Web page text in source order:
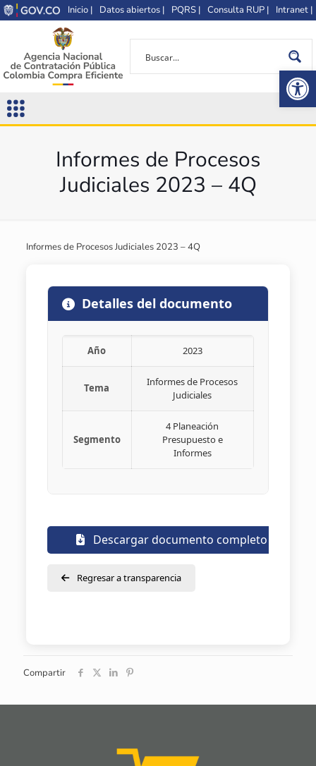
Inicio | Datos abiertos | PQRS | Consulta RUP | Intranet |
Informes de Procesos
Judiciales 2023 – 4Q
Informes de Procesos Judiciales 2023 – 4Q
Detalles del documento
Año 2023
Tema
Informes de Procesos
Judiciales
Segmento
4 Planeación
Presupuesto e
Informes
Descargar documento completo
Regresar a transparencia
Compartir